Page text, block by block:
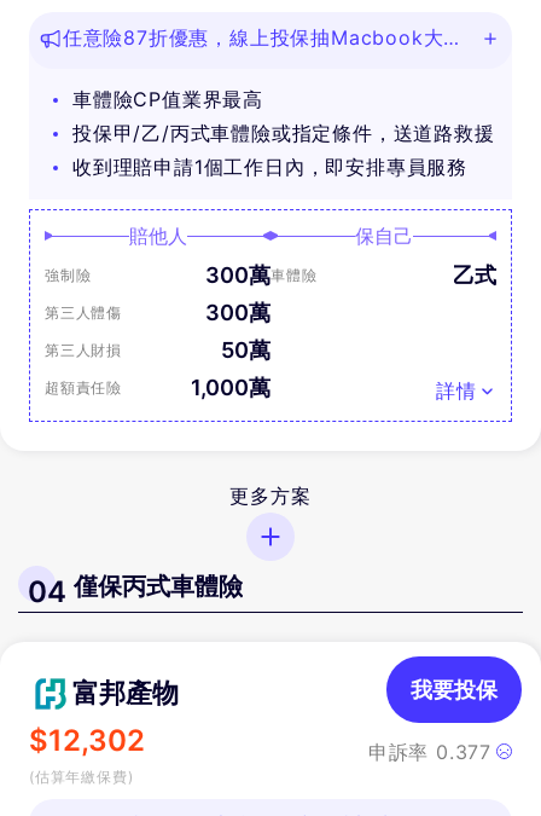
任意險87折優惠，線上投保抽Macbook大
車體險CP值業界最高
投保甲/乙/丙式車體險或指定條件，送道路救援
收到理賠申請1個工作日內，即安排專員服務
賠他人
強制險 300萬
第三人體傷 300萬
第三人財損 50萬
超額責任險 1,000萬
保自己
車體險 乙式
詳情
更多方案
04 僅保丙式車體險
富邦產物
$12,302
(估算年繳保費)
申訴率 0.377
我要投保